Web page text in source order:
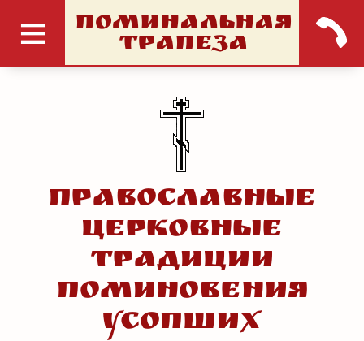
ПОМИНАЛЬНАЯ
ТРАПЕЗА
Православные
церковные
традиции
поминовения
усопших